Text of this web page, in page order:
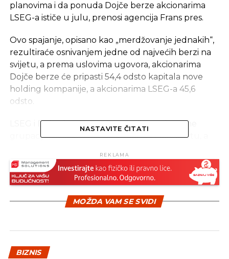
planovima i da ponuda Dojče berze akcionarima
LSEG-a ističe u julu, prenosi agencija Frans pres.
Ovo spajanje, opisano kao „merdžovanje jednakih“,
rezultiraće osnivanjem jedne od najvećih berzi na
svijetu, a prema uslovima ugovora, akcionarima
Dojče berze će pripasti 54,4 odsto kapitala nove
holding kompanije, a akcionarima LSEG-a 45,6
odsto.
LSEG i Dojče berza će postati filijale udružene
grupacije, sa sedištima u Londonu i Frankfurtu, a
aktuelni direktor Dojče berze Karsten Kengeter.
Spajanje još uvek treba da odobri Evropska unija, a
pojedinačna snaga svake kompanije u određenim
finansijskim derivatima bi, prema tvrdnjama nekih
NASTAVITE ČITATI
REKLAMA
MOŽDA VAM SE SVIDI
BIZNIS